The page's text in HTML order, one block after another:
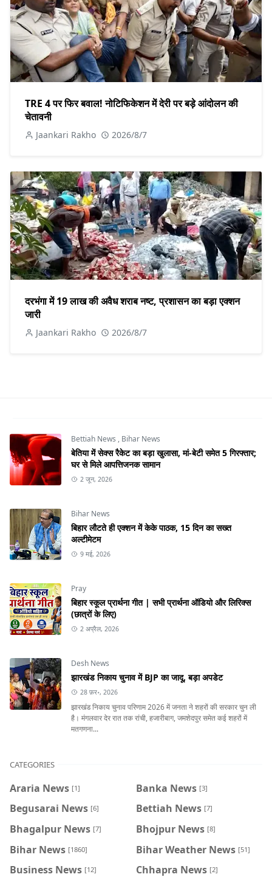
TRE 4 पर फिर बवाल! नोटिफिकेशन में देरी पर बड़े आंदोलन की
चेतावनी
Jaankari Rakho 2026/8/7
दरभंगा में 19 लाख की अवैध शराब नष्ट, प्रशासन का बड़ा एक्शन
जारी
Jaankari Rakho 2026/8/7
Bettiah News , Bihar News
बेतिया में सेक्स रैकेट का बड़ा खुलासा, मां-बेटी समेत 5 गिरफ्तार;
घर से मिले आपत्तिजनक सामान
2 जून, 2026
Bihar News
बिहार लौटते ही एक्शन में केके पाठक, 15 दिन का सख्त
अल्टीमेटम
9 मई, 2026
Pray
बिहार स्कूल प्रार्थना गीत | सभी प्रार्थना ऑडियो और लिरिक्स
(छात्रों के लिए)
2 अप्रैल, 2026
Desh News
झारखंड निकाय चुनाव में BJP का जादू, बड़ा अपडेट
28 फ़र॰, 2026
झारखंड निकाय चुनाव परिणाम 2026 में जनता ने शहरों की सरकार चुन ली
है। मंगलवार देर रात तक रांची, हजारीबाग, जमशेदपुर समेत कई शहरों में
मतगणना...
CATEGORIES
Araria News [1] Banka News [3]
Begusarai News [6] Bettiah News [7]
Bhagalpur News [7] Bhojpur News [8]
Bihar News [1860] Bihar Weather News [51]
Business News [12] Chhapra News [2]